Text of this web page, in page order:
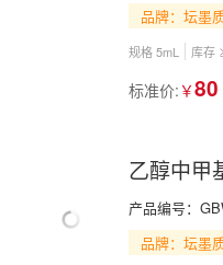
品牌：坛墨
规格 5mL 库存
标准价: ￥80
乙醇中甲
产品编号：
品牌：坛墨